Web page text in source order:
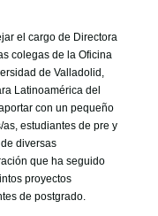
el cargo de Directora
colegas de la Oficina
de Valladolid,
Latinoamérica del
con un pequeño
estudiantes de pre y
diversas
que ha seguido
proyectos
de postgrado.